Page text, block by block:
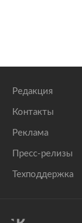
Редакция
Контакты
Реклама
Пресс-релизы
Техподдержка